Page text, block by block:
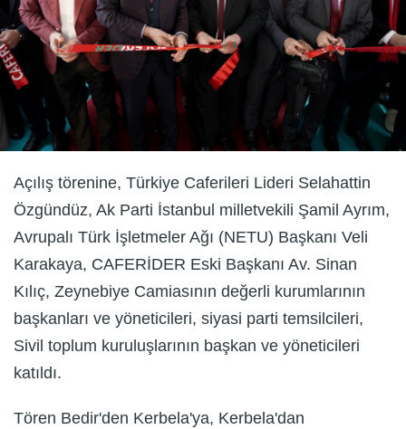
Açılış törenine, Türkiye Caferileri Lideri Selahattin
Özgündüz, Ak Parti İstanbul milletvekili Şamil Ayrım,
Avrupalı Türk İşletmeler Ağı (NETU) Başkanı Veli
Karakaya, CAFERİDER Eski Başkanı Av. Sinan
Kılıç, Zeynebiye Camiasının değerli kurumlarının
başkanları ve yöneticileri, siyasi parti temsilcileri,
Sivil toplum kuruluşlarının başkan ve yöneticileri
katıldı.
Tören Bedir'den Kerbela'ya, Kerbela'dan